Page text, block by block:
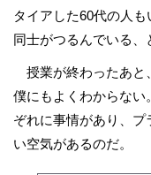
タイアした60代の人
同士がつるんでいる、
授業が終わったあと
僕にもよくわからな
ぞれに事情があり、
い空気があるのだ。